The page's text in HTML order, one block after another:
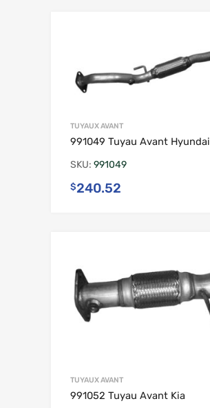
TUYAUX AVANT
991049 Tuyau Avant Hyundai
SKU: 991049
$240.52
TUYAUX AVANT
991052 Tuyau Avant Kia